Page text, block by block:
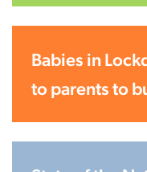
Babies in
to parents to